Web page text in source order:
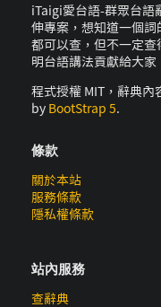
iTaigi愛台語-群眾台語
伸專案，想知道一個
都可以查，但不一定
明台語講法貢獻給大
程式授權 MIT，辭典
by BootStrap 5.
條款
關於本站
服務條款
隱私權條款
站內服務
查辭典